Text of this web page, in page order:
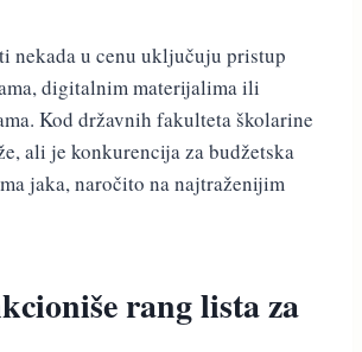
nekada u cenu uključuju pristup
digitalnim materijalima ili
Kod državnih fakulteta školarine
ali je konkurencija za budžetska
jaka, naročito na najtraženijim
rang lista za